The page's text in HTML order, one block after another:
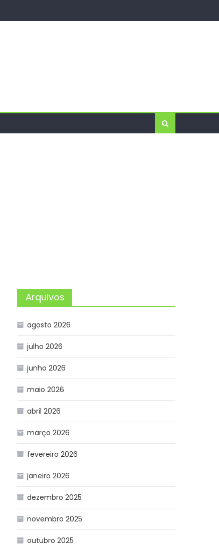
Arquivos
agosto 2026
julho 2026
junho 2026
maio 2026
abril 2026
março 2026
fevereiro 2026
janeiro 2026
dezembro 2025
novembro 2025
outubro 2025